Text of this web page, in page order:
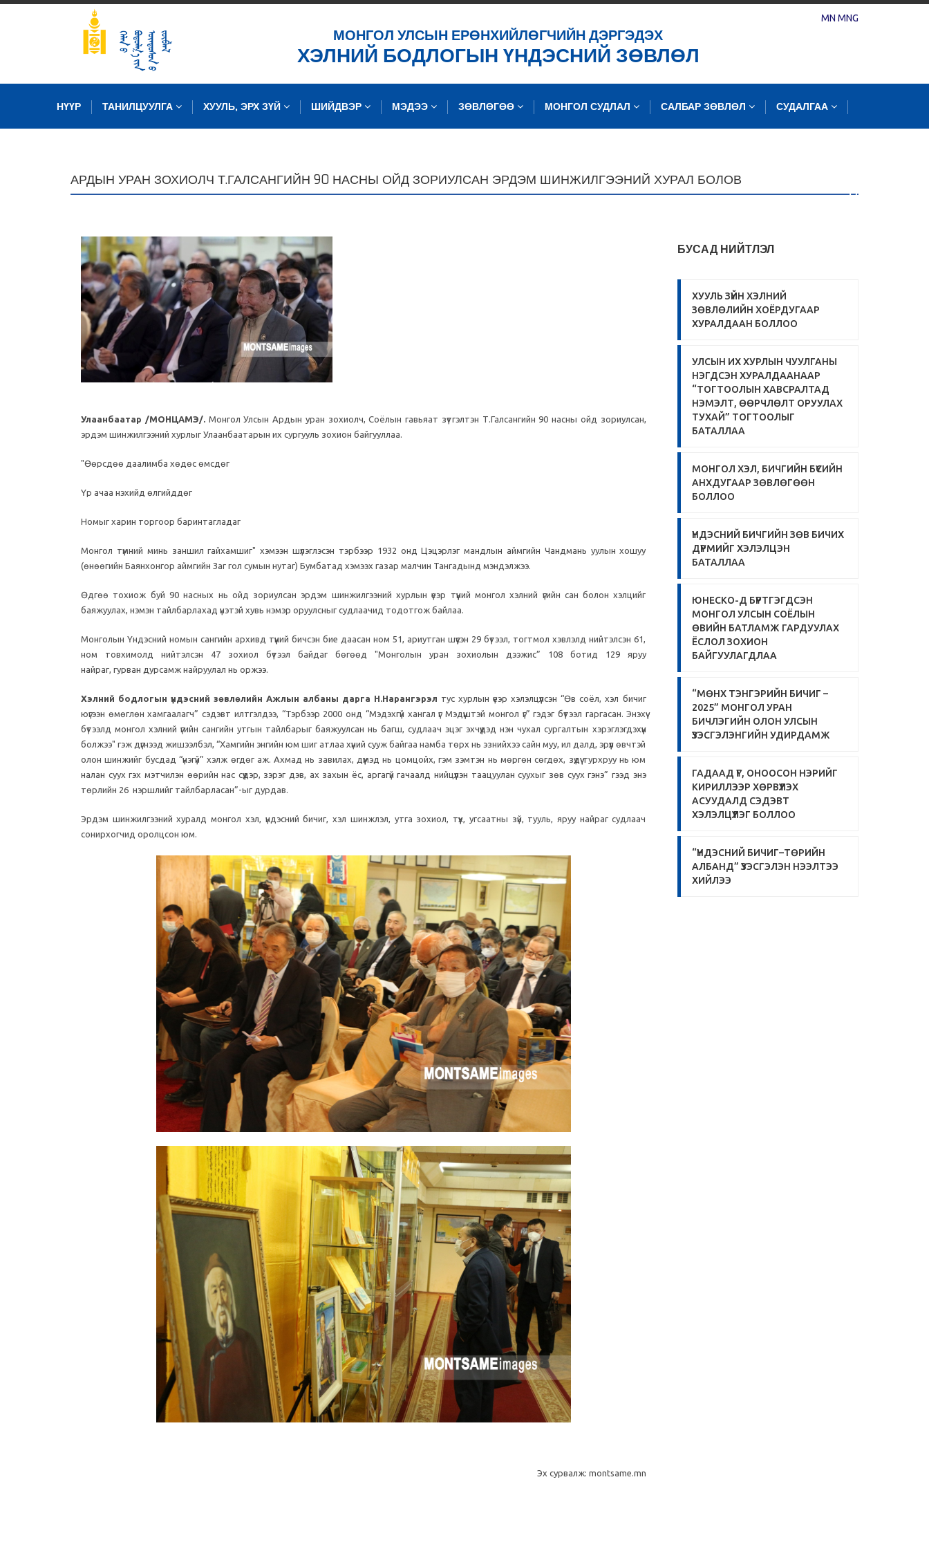
МОНГОЛ УЛСЫН ЕРӨНХИЙЛӨГЧИЙН ДЭРГЭДЭХ
ХЭЛНИЙ БОДЛОГЫН ҮНДЭСНИЙ ЗӨВЛӨЛ
MN MNG
НҮҮР ТАНИЛЦУУЛГА ХУУЛЬ, ЭРХ ЗҮЙ ШИЙДВЭР МЭДЭЭ ЗӨВЛӨГӨӨ МОНГОЛ СУДЛАЛ САЛБАР ЗӨВЛӨЛ СУДАЛГАА
АРДЫН УРАН ЗОХИОЛЧ Т.ГАЛСАНГИЙН 90 НАСНЫ ОЙД ЗОРИУЛСАН ЭРДЭМ ШИНЖИЛГЭЭНИЙ ХУРАЛ БОЛОВ
Улаанбаатар /МОНЦАМЭ/. Монгол Улсын Ардын уран зохиолч, Соёлын гавьяат зүтгэлтэн Т.Галсангийн 90 насны ойд зориулсан,
эрдэм шинжилгээний хурлыг Улаанбаатарын их сургууль зохион байгууллаа.
"Өөрсдөө даалимба хөдөс өмсдөг
Үр ачаа нэхийд өлгийддөг
Номыг харин торгоор баринтагладаг
Монгол түмний минь заншил гайхамшиг" хэмээн шүлэглэсэн тэрбээр 1932 онд Цэцэрлэг мандлын аймгийн Чандмань уулын хошуу
(өнөөгийн Баянхонгор аймгийн Заг гол сумын нутаг) Бумбатад хэмээх газар малчин Тангадынд мэндэлжээ.
Өдгөө тохиож буй 90 насных нь ойд зориулсан эрдэм шинжилгээний хурлын үеэр түүний монгол хэлний үгийн сан болон хэлцийг
баяжуулах, нэмэн тайлбарлахад үнэтэй хувь нэмэр оруулсныг судлаачид тодотгож байлаа.
Монголын Үндэсний номын сангийн архивд түүний бичсэн бие даасан ном 51, ариутган шүүсэн 29 бүтээл, тогтмол хэвлэлд нийтэлсэн 61,
ном товхимолд нийтэлсэн 47 зохиол бүтээл байдаг бөгөөд "Монголын уран зохиолын дээжис” 108 ботид 129 яруу
найраг, гурван дурсамж найруулал нь оржээ.
Хэлний бодлогын үндэсний зөвлөлийн Ажлын албаны дарга Н.Нарангэрэл тус хурлын үеэр хэлэлцүүлсэн “Өв соёл, хэл бичиг
юүгээн өмөглөн хамгаалагч” сэдэвт илтгэлдээ, “Тэрбээр 2000 онд “Мэдэхгүй хангал үг Мэдүүштэй монгол үг” гэдэг бүтээл гаргасан. Энэхүү
бүтээлд монгол хэлний үгийн сангийн утгын тайлбарыг баяжуулсан нь багш, судлаач эцэг эхчүүдэд нэн чухал сургалтын хэрэглэгдэхүүн
болжээ" гэж дүгнээд жишээлбэл, “Хамгийн энгийн юм шиг атлаа хүний сууж байгаа намба төрх нь эзнийхээ сайн муу, ил далд, эрүүл өвчтэй
олон шинжийг бусдад “үнэгүй” хэлж өгдөг аж. Ахмад нь завилах, дүүмэд нь цомцойх, гэм зэмтэн нь мөргөн сөгдөх, зүдүү турхруу нь юм
налан суух гэх мэтчилэн өөрийн нас сүүдэр, зэрэг дэв, ах захын ёс, аргагүй гачаалд нийцүүлэн таацуулан суухыг зөв суух гэнэ” гээд энэ
төрлийн 26 нэршлийг тайлбарласан”-ыг дурдав.
Эрдэм шинжилгээний хуралд монгол хэл, үндэсний бичиг, хэл шинжлэл, утга зохиол, түүх, угсаатны зүй, тууль, яруу найраг судлаач
сонирхогчид оролцсон юм.
Эх сурвалж: montsame.mn
БУСАД НИЙТЛЭЛ
ХУУЛЬ ЗҮЙН ХЭЛНИЙ
ЗӨВЛӨЛИЙН ХОЁРДУГААР
ХУРАЛДААН БОЛЛОО
УЛСЫН ИХ ХУРЛЫН ЧУУЛГАНЫ
НЭГДСЭН ХУРАЛДААНААР
“ТОГТООЛЫН ХАВСРАЛТАД
НЭМЭЛТ, ӨӨРЧЛӨЛТ ОРУУЛАХ
ТУХАЙ” ТОГТООЛЫГ
БАТАЛЛАА
МОНГОЛ ХЭЛ, БИЧГИЙН БҮСИЙН
АНХДУГААР ЗӨВЛӨГӨӨН
БОЛЛОО
ҮНДЭСНИЙ БИЧГИЙН ЗӨВ БИЧИХ
ДҮРМИЙГ ХЭЛЭЛЦЭН
БАТАЛЛАА
ЮНЕСКО-Д БҮРТГЭГДСЭН
МОНГОЛ УЛСЫН СОЁЛЫН
ӨВИЙН БАТЛАМЖ ГАРДУУЛАХ
ЁСЛОЛ ЗОХИОН
БАЙГУУЛАГДЛАА
“МӨНХ ТЭНГЭРИЙН БИЧИГ –
2025” МОНГОЛ УРАН
БИЧЛЭГИЙН ОЛОН УЛСЫН
ҮЗЭСГЭЛЭНГИЙН УДИРДАМЖ
ГАДААД ҮГ, ОНООСОН НЭРИЙГ
КИРИЛЛЭЭР ХӨРВҮҮЛЭХ
АСУУДАЛД СЭДЭВТ
ХЭЛЭЛЦҮҮЛЭГ БОЛЛОО
“ҮНДЭСНИЙ БИЧИГ–ТӨРИЙН
АЛБАНД” ҮЗЭСГЭЛЭН НЭЭЛТЭЭ
ХИЙЛЭЭ